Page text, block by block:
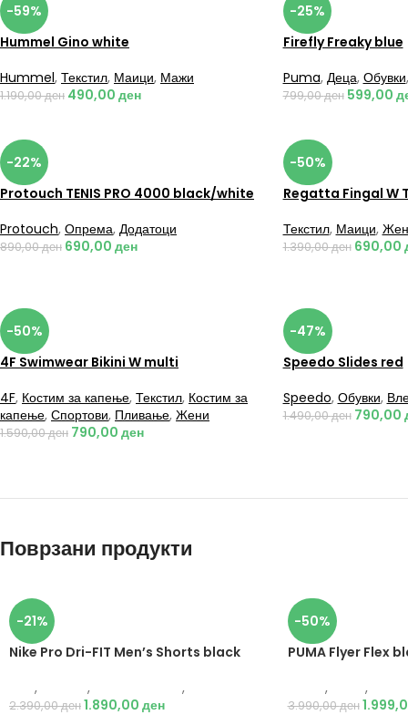
-59%
Hummel Gino white
Hummel, Текстил, Маици, Мажи
1.190,00ден 490,00 ден
-25%
Firefly Freaky blue
Puma, Деца, Обувки,
799,00ден 599,00
-22%
Protouch TENIS PRO 4000 black/white
Protouch, Опрема, Додатоци
890,00ден 690,00 ден
-50%
Regatta Fingal W
Текстил, Маици,
1.390,00ден 690,00
-50%
4F Swimwear Bikini W multi
4F, Костим за капење, Текстил, Костим за
капење, Спортови, Пливање, Жени
1.590,00ден 790,00 ден
-47%
Speedo Slides red
Speedo, Обувки,
1.490,00ден 790,00
Поврзани продукти
-21%
Nike Pro Dri-FIT Men’s Shorts black
, , ,
2.390,00ден1.890,00 ден
-50%
PUMA Flyer Flex
, ,
3.990,00ден